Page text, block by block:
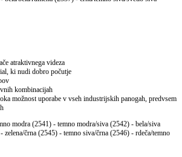
atraktivnega videza
ki nudi dobro počutje
kombinacijah
možnost uporabe v vseh industrijskih panogah, predvsem
modra (2541) - temno modra/siva (2542) - bela/siva
zelena/črna (2545) - temno siva/črna (2546) - rdeča/temno